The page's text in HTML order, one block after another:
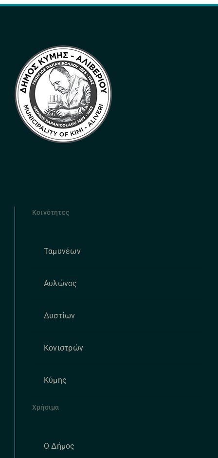
Κοινότητες
Ταμυνέων
Αυλώνος
Δυστίων
Κονιστρών
Κύμης
Χρήσιμα
Ο Δήμος